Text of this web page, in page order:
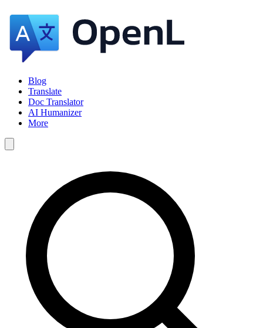
Blog
Translate
Doc Translator
AI Humanizer
More